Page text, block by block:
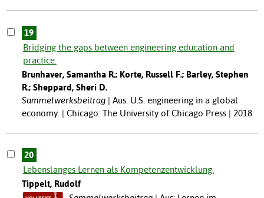
19
Bridging the gaps between engineering education and
practice.
Brunhaver, Samantha R.; Korte, Russell F.; Barley, Stephen
R.; Sheppard, Sheri D.
Sammelwerksbeitrag
Aus: U.S. engineering in a global
economy. | Chicago: The University of Chicago Press | 2018
20
Lebenslanges Lernen als Kompetenzentwicklung.
Tippelt, Rudolf